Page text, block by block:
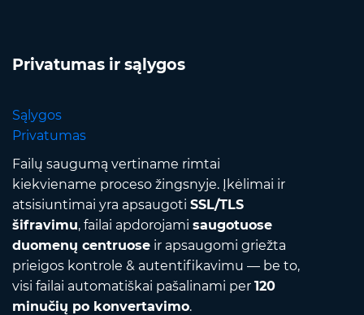
Privatumas ir sąlygos
Sąlygos
Privatumas
Failų saugumą vertiname rimtai
kiekviename proceso žingsnyje. Įkėlimai ir
atsisiuntimai yra apsaugoti SSL/TLS
šifravimu, failai apdorojami saugotuose
duomenų centruose ir apsaugomi griežta
prieigos kontrole & autentifikavimu — be to,
visi failai automatiškai pašalinami per 120
minučių po konvertavimo.